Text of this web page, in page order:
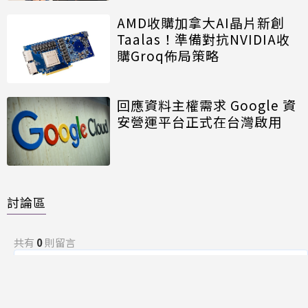
AMD收購加拿大AI晶片新創
Taalas！準備對抗NVIDIA收
購Groq佈局策略
回應資料主權需求 Google 資
安營運平台正式在台灣啟用
討論區
共有 0則留言